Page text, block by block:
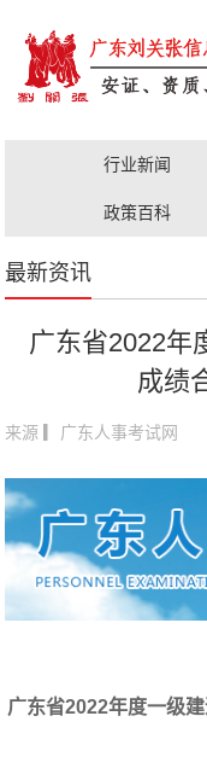
科创政策
行业新闻
政策百科
最新资讯
广东省2022年
成绩
来源 ▎广东人事考试网
广东省2022年度一级